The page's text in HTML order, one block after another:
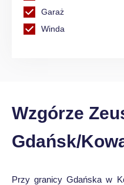
Garaż
Winda
Wzgórze
Gdańsk/
Przy granicy Gdańska w